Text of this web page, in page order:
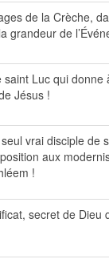
de la Crèche,
grandeur de
Luc qui donne
Jésus !
vrai disciple de
aux
!
secret de Dieu